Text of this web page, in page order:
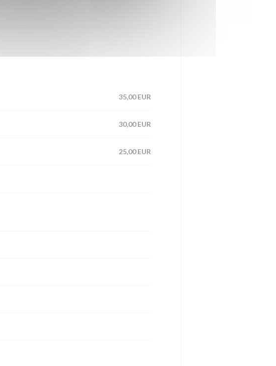
35,00 EUR
30,00 EUR
25,00 EUR